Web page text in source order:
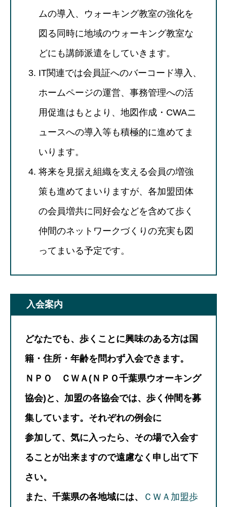
ムの導入、ウォーキング教室の強化を
図る同時に地域のウォーキング教室な
どにも講師派遣をしていきます。
IT関連では会員証へのバーコード導入、
ホームページの運営、事務管理への活
用促進はもとより、地図作成・CWAニ
ュースへの導入等も積極的に進めてま
いります。
将来を見据え組織を支える会員の増強
策も進めてまいりますが、各加盟団体
の会員増共に同好会などを含めて歩く
仲間のネットワークづくりの充実も図
ってまいる予定です。
入会案内
どなたでも、歩くことに興味のある方は国
籍・住所・年齢を問わず入会できます。
ＮＰＯ ＣＷＡ(ＮＰＯ千葉県ウオーキング
協会)と、加盟の各協会では、歩く仲間を募
集しています。それぞれの例会に
参加して、気に入ったら、その場で入会す
ることが出来ますので遠慮なく申し出て下
さい。
また、千葉県の各地域には、
ＣＷＡ加盟歩